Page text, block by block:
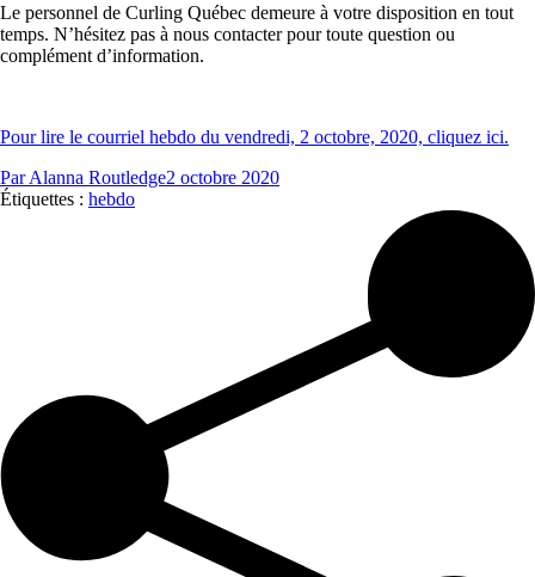
Le personnel de Curling Québec demeure à votre disposition en tout
temps. N’hésitez pas à nous contacter pour toute question ou
complément d’information.
Pour lire le courriel hebdo du vendredi, 2 octobre, 2020, cliquez ici.
ParAlanna Routledge2 octobre 2020
Étiquettes : hebdo